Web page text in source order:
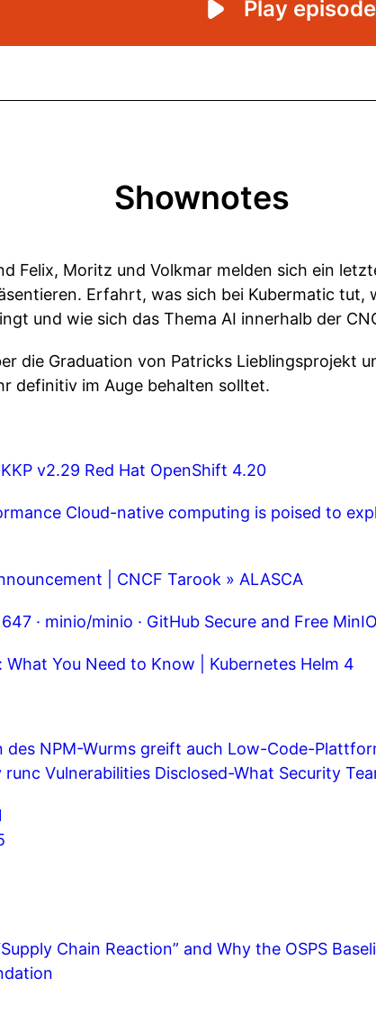
Shownotes
Felix, Moritz und Volkmar melden sich ein
Erfahrt, was sich bei Kubermatic tut,
und wie sich das Thema AI innerhalb der
die Graduation von Patricks Lieblingsprojekt
definitiv im Auge behalten solltet.
v2.29 Red Hat OpenShift 4.20
Cloud-native computing is poised to
| CNCF Tarook » ALASCA
· minio/minio · GitHub Secure and Free
What You Need to Know | Kubernetes Helm 4
des NPM-Wurms greift auch Low-Code-
Vulnerabilities Disclosed-What Security
Chain Reaction” and Why the OSPS